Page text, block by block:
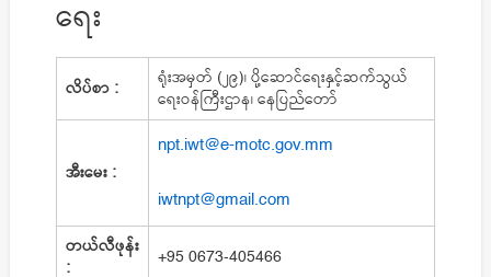
ရေး
လိပ်စာ :
ရုံးအမှတ် (၂၉)၊ ပို့ဆောင်ရေးနှင့်ဆက်သွယ်
ရေးဝန်ကြီးဌာန၊ နေပြည်တော်
အီးမေး :
npt.iwt@e-motc.gov.mm
iwtnpt@gmail.com
တယ်လီဖုန်း
:
+95 0673-405466